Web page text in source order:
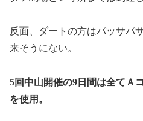
反面、ダートの方はパッサパ
来そうにない。
5回中山開催の9日間は全てＡ
を使用。